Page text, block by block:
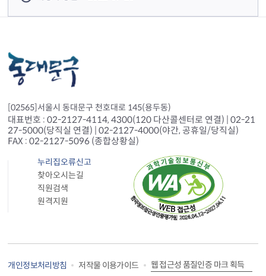
[02565]서울시 동대문구 천호대로 145(용두동)
대표번호 : 02-2127-4114, 4300(120 다산콜센터로 연결) | 02-21
27-5000(당직실 연결) | 02-2127-4000(야간, 공휴일/당직실)
FAX : 02-2127-5096 (종합상황실)
누리집오류신고
찾아오시는길
직원검색
원격지원
개인정보처리방침 저작물 이용가이드 웹 접근성 품질인증 마크 획득